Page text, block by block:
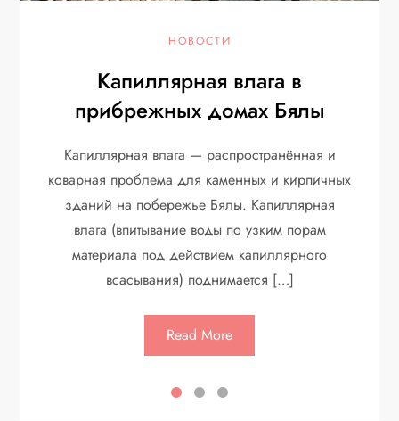
НОВОСТИ
Капиллярная влага в
прибрежных домах Бялы
Капиллярная влага — распространённая и
коварная проблема для каменных и кирпичных
зданий на побережье Бялы. Капиллярная
влага (впитывание воды по узким порам
материала под действием капиллярного
всасывания) поднимается […]
Read More